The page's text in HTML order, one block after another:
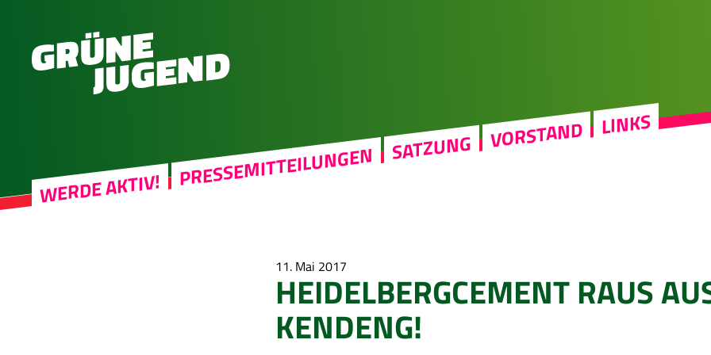
WERDE AKTIV! PRESSEMITTEILUNGEN SATZUNG VORSTAND LINKS
11. Mai 2017
HEIDELBERGCEMENT RAUS
KENDENG!